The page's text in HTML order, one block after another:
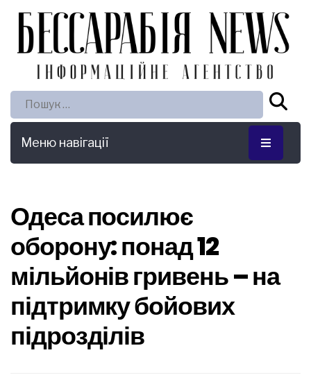
Пошук:
Меню навігації
Одеса посилює
оборону: понад 12
мільйонів гривень – на
підтримку бойових
підрозділів